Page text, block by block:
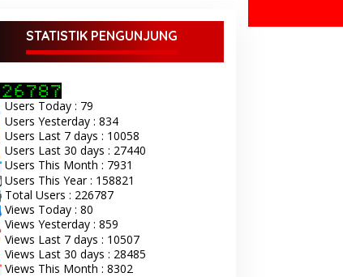
STATISTIK PENGUNJUNG
Users Today : 79
Users Yesterday : 834
Users Last 7 days : 10058
Users Last 30 days : 27440
Users This Month : 7931
Users This Year : 158821
Total Users : 226787
Views Today : 80
Views Yesterday : 859
Views Last 7 days : 10507
Views Last 30 days : 28485
Views This Month : 8302